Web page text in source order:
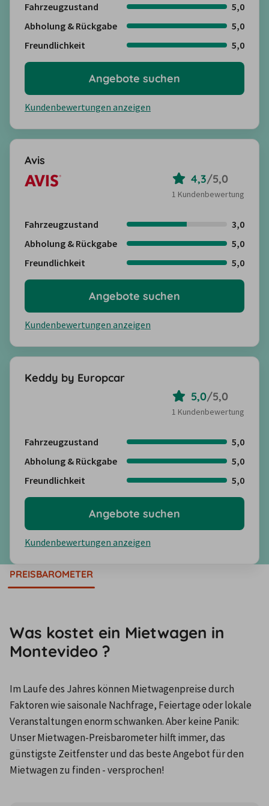
Fahrzeugzustand
5,0
Abholung & Rückgabe
5,0
Freundlichkeit
5,0
Kundenbewertungen anzeigen
Angebote suchen
Avis
4,3/5,0
1 Kundenbewertung
Fahrzeugzustand
3,0
Abholung & Rückgabe
5,0
Freundlichkeit
5,0
Kundenbewertungen anzeigen
Angebote suchen
Keddy by Europcar
5,0/5,0
1 Kundenbewertung
Fahrzeugzustand
5,0
Abholung & Rückgabe
5,0
Freundlichkeit
5,0
Kundenbewertungen anzeigen
Angebote suchen
PREISBAROMETER
Was kostet ein Mietwagen in
Montevideo ?
Im Laufe des Jahres können Mietwagenpreise durch
Faktoren wie saisonale Nachfrage, Feiertage oder lokale
Veranstaltungen enorm schwanken. Aber keine Panik:
Unser Mietwagen-Preisbarometer hilft immer, das
günstigste Zeitfenster und das beste Angebot für den
Mietwagen zu finden - versprochen!